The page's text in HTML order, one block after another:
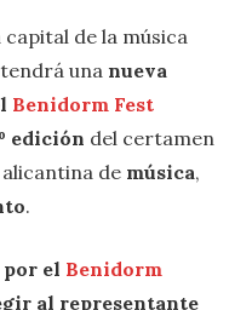
de la música
tendrá una nueva
Benidorm Fest
edición del certamen
de música,
.
por el Benidorm
al representante